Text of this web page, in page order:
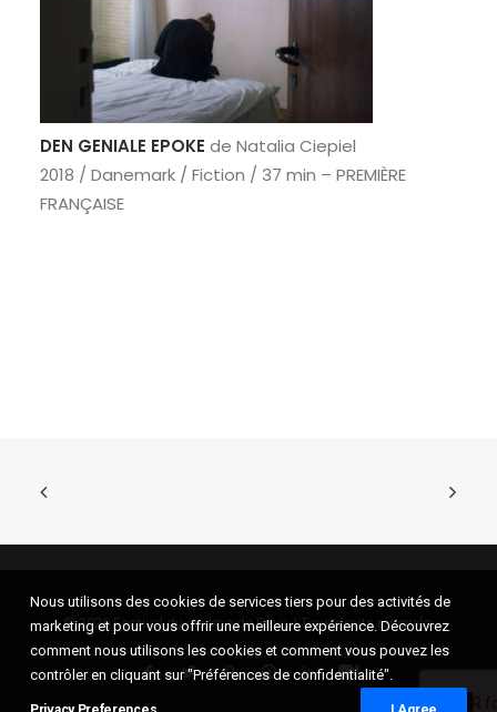
DEN GENIALE EPOKE de Natalia Ciepiel
2018 / Danemark / Fiction / 37 min – PREMIÈRE
FRANÇAISE
© 2026 Festival du cinéma de Brive. | Tous droits réservés.
Nous utilisons des cookies de services tiers pour des activités de
marketing et pour vous offrir une meilleure expérience. Découvrez
comment nous utilisons les cookies et comment vous pouvez les
contrôler en cliquant sur "Préférences de confidentialité".